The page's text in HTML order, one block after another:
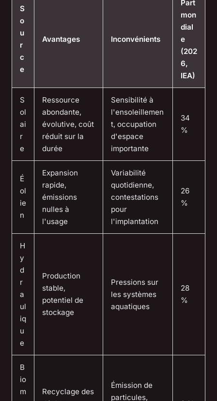
S
o
u
r
c
e
Avantages Inconvénients
Part
mon
dial
e
(202
6,
IEA)
S
ol
ai
r
e
Ressource
abondante,
évolutive, coût
réduit sur la
durée
Sensibilité à
l'ensoleillemen
t, occupation
d'espace
importante
34
%
É
ol
ie
n
Expansion
rapide,
émissions
nulles à
l'usage
Variabilité
quotidienne,
contestations
pour
l'implantation
26
%
H
y
d
r
a
ul
iq
u
e
Production
stable,
potentiel de
stockage
Pressions sur
les systèmes
aquatiques
28
%
B
io
m
Recyclage des
Émission de
particules,